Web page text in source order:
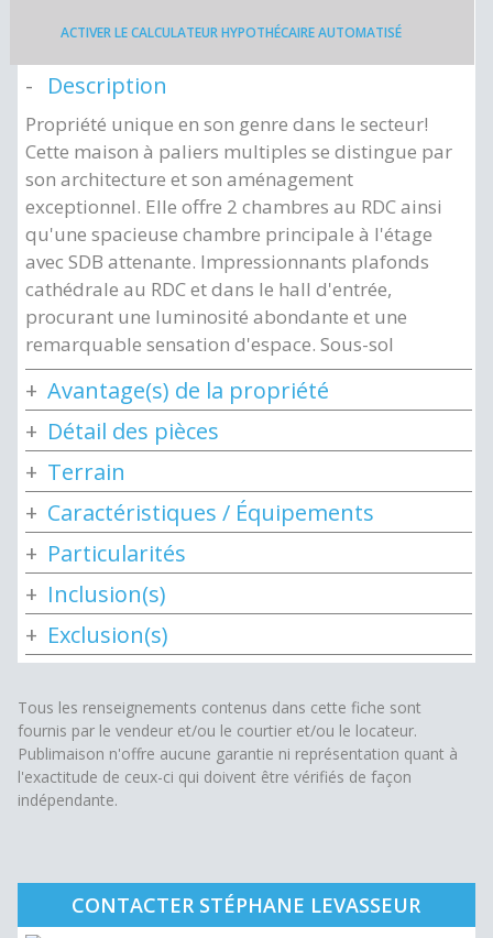
ACTIVER LE CALCULATEUR HYPOTHÉCAIRE AUTOMATISÉ
Description
Propriété unique en son genre dans le secteur!
Cette maison à paliers multiples se distingue par
son architecture et son aménagement
exceptionnel. Elle offre 2 chambres au RDC ainsi
qu'une spacieuse chambre principale à l'étage
avec SDB attenante. Impressionnants plafonds
cathédrale au RDC et dans le hall d'entrée,
procurant une luminosité abondante et une
remarquable sensation d'espace. Sous-sol
Avantage(s) de la propriété
Détail des pièces
Terrain
Caractéristiques / Équipements
Particularités
Inclusion(s)
Exclusion(s)
Tous les renseignements contenus dans cette fiche sont
fournis par le vendeur et/ou le courtier et/ou le locateur.
Publimaison n'offre aucune garantie ni représentation quant à
l'exactitude de ceux-ci qui doivent être vérifiés de façon
indépendante.
CONTACTER STÉPHANE LEVASSEUR